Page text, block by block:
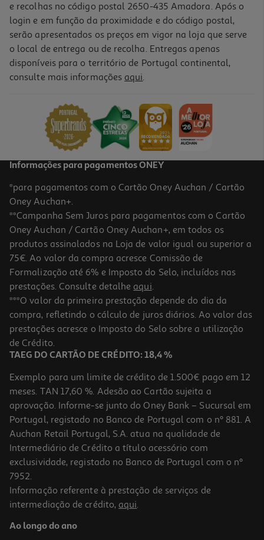
e recolhas no código postal 2650-435 Amadora. Após o
login e em função da proximidade e do código postal,
serão apresentados os preços em vigor na loja que serve
o local de entrega ou de recolha. Entregas apenas
disponíveis para o território de Portugal continental,
consulte mais informações aqui.
Informações para pagamentos ONEY
*para pagamentos com o Cartão Oney Auchan / Cartão
Oney Auchan+.
**Campanha Sem Juros para pagamentos com o Cartão
Oney Auchan / Cartão Oney Auchan+, em todos os
produtos assinalados na Loja de valor igual ou superior a
75€. Ao valor da compra acresce Comissão de
Formalização até 6% e Imposto do Selo, incluídos nas
prestações. Consulte detalhe aqui.
***O valor da primeira prestação depende do dia da
compra, refletindo o cálculo de juros diários. Ao valor das
prestações acresce o Imposto do Selo sobre a utilização
de Crédito.
TAEG DO CARTÃO DE CRÉDITO: 18,4 %
Exemplo para um limite de crédito de 1.500€ pago em 12
meses. TAN 17,60 %. Adesão ao Cartão sujeita a
aprovação. Informe-se junto do Oney Bank – Sucursal em
Portugal, registado no Banco de Portugal com o nº 881. A
Auchan Retail Portugal, S.A. atua na qualidade de
Intermediário de Crédito a título acessório com
exclusividade, registado no Banco de Portugal com o nº
7952.
Informação referente à prestação de serviços de
intermediação de crédito, aqui.
Ao longo do ano